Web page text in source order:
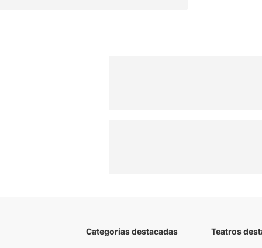
Categorías destacadas Teatros